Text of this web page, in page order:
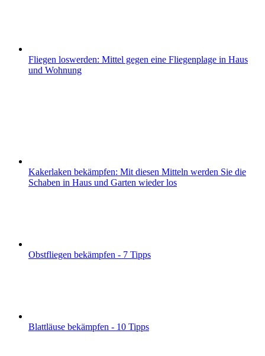
Fliegen loswerden: Mittel gegen eine Fliegenplage in Haus
und Wohnung
Kakerlaken bekämpfen: Mit diesen Mitteln werden Sie die
Schaben in Haus und Garten wieder los
Obstfliegen bekämpfen - 7 Tipps
Blattläuse bekämpfen - 10 Tipps